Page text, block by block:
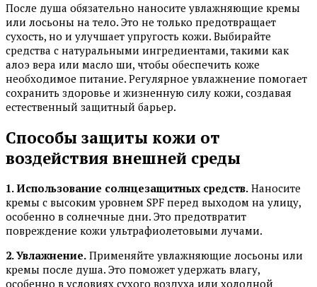
После душа обязательно наносите увлажняющие кремы
или лосьоны на тело. Это не только предотвращает
сухость, но и улучшает упругость кожи. Выбирайте
средства с натуральными ингредиентами, такими как
алоэ вера или масло ши, чтобы обеспечить коже
необходимое питание. Регулярное увлажнение помогает
сохранить здоровье и жизненную силу кожи, создавая
естественный защитный барьер.
Способы защиты кожи от
воздействия внешней среды
1. Использование солнцезащитных средств. Наносите
кремы с высоким уровнем SPF перед выходом на улицу,
особенно в солнечные дни. Это предотвратит
повреждение кожи ультрафиолетовыми лучами.
2. Увлажнение. Применяйте увлажняющие лосьоны или
кремы после душа. Это поможет удержать влагу,
особенно в условиях сухого воздуха или холодной